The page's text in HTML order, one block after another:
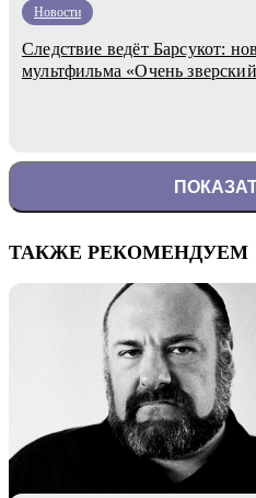
Новости
Следствие ведёт Барсукот:
мультфильма «Очень
ТАКЖЕ РЕКОМЕНДУЕМ